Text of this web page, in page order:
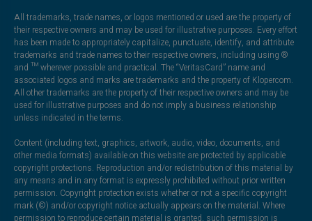
All trademarks, trade names, or logos mentioned or used are the property of
their respective owners and may be used for illustrative purposes. Every effort
has been made to appropriately capitalize, punctuate, identify, and attribute
trademarks and trade names to their respective owners, including using ®
and ™ wherever possible and practical. The “VeritasCard” name and
associated logos and marks are trademarks and the property of Klopercom.
All other trademarks are the property of their respective owners and may be
used for illustrative purposes and do not imply a business relationship
unless indicated in the terms.
Content (including text, graphics, artwork, audio, video, documents, and
other media formats) available on this website are protected by applicable
copyright protections. Reproduction and/or redistribution of this material by
any means and in any format is expressly prohibited without prior written
permission. Copyright protection exists whether or not a specific copyright
mark (©) and/or copyright notice actually appears on the material. Where
permission to reproduce certain material is granted, such permission is